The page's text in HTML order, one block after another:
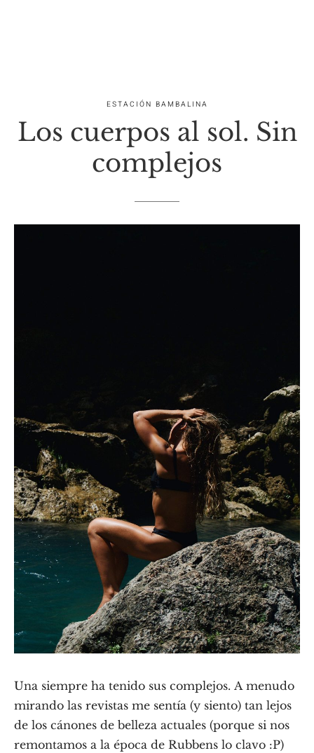
ESTACIÓN BAMBALINA
Los cuerpos al sol. Sin
complejos
Una siempre ha tenido sus complejos. A menudo
mirando las revistas me sentía (y siento) tan lejos
de los cánones de belleza actuales (porque si nos
remontamos a la época de Rubbens lo clavo :P)